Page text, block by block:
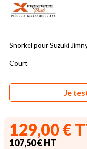
Snorkel pour Suzuki
Court
Je
129,00 €
107,50 € HT